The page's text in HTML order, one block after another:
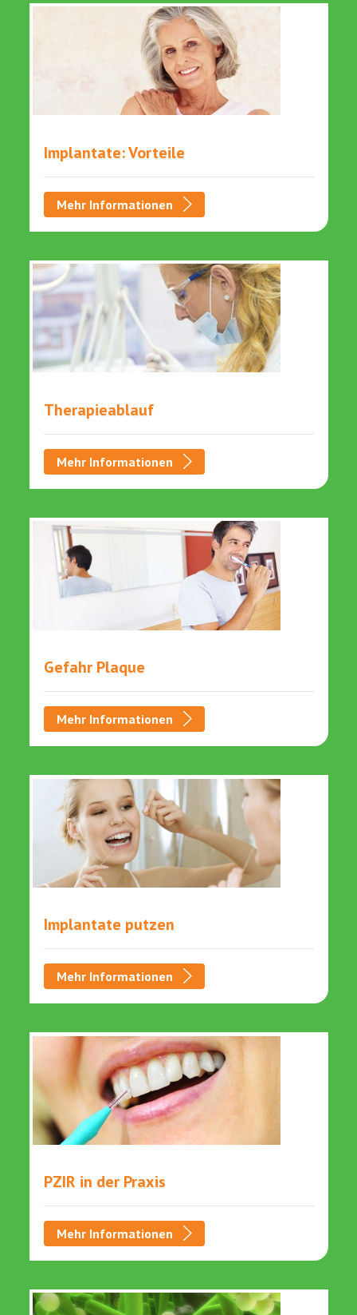
Implantate: Vorteile
Mehr Informationen
Therapieablauf
Mehr Informationen
Gefahr Plaque
Mehr Informationen
Implantate putzen
Mehr Informationen
PZIR in der Praxis
Mehr Informationen